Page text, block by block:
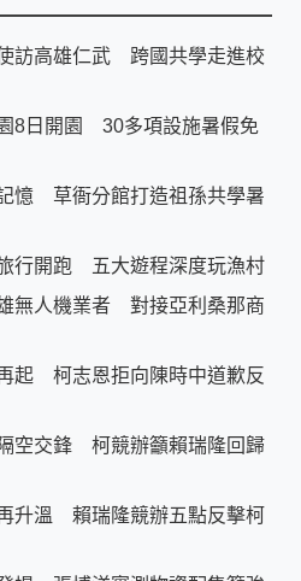
訪高雄仁武 跨國共學走進校
8日開園 30多項設施暑假免
憶 草衙分館打造祖孫共學暑
行開跑 五大遊程深度玩漁村
無人機業者 對接亞利桑那商
起 柯志恩拒向陳時中道歉反
空交鋒 柯競辦籲賴瑞隆回歸
升溫 賴瑞隆競辦五點反擊柯